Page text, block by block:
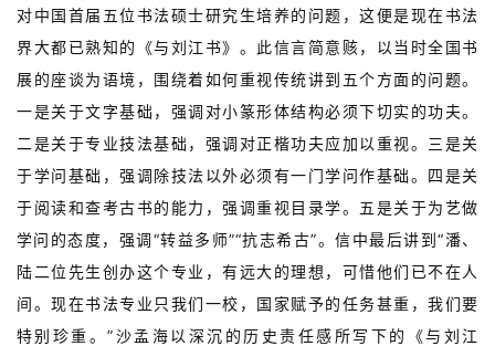
对中国首届五位书法硕士研究生培养的问题，这便是现在书法
界大都已熟知的《与刘江书》。此信言简意赅，以当时全国书
展的座谈为语境，围绕着如何重视传统讲到五个方面的问题。
一是关于文字基础，强调对小篆形体结构必须下切实的功夫。
二是关于专业技法基础，强调对正楷功夫应加以重视。三是关
于学问基础，强调除技法以外必须有一门学问作基础。四是关
于阅读和查考古书的能力，强调重视目录学。五是关于为艺做
学问的态度，强调“转益多师”“抗志希古”。信中最后讲到“潘、
陆二位先生创办这个专业，有远大的理想，可惜他们已不在人
间。现在书法专业只我们一校，国家赋予的任务甚重，我们要
特别珍重。”沙孟海以深沉的历史责任感所写下的《与刘江